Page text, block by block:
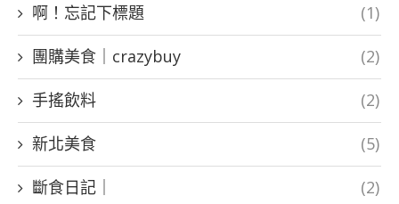
啊！忘記下標題 (1)
團購美食｜crazybuy (2)
手搖飲料 (2)
新北美食 (5)
斷食日記｜ (2)